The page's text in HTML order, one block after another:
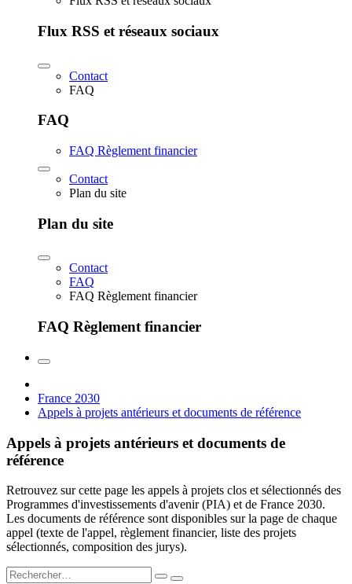
Flux RSS et réseaux sociaux
Contact
FAQ
FAQ
FAQ Règlement financier
Contact
Plan du site
Plan du site
Contact
FAQ
FAQ Règlement financier
FAQ Règlement financier
France 2030
Appels à projets antérieurs et documents de référence
Appels à projets antérieurs et documents de
référence
Retrouvez sur cette page les appels à projets clos et sélectionnés des
Programmes d'investissements d'avenir (PIA) et de France 2030.
Les documents de référence sont disponibles sur la page de chaque
appel (texte de l'appel, règlement financier, liste des projets
sélectionnés, composition des jurys).